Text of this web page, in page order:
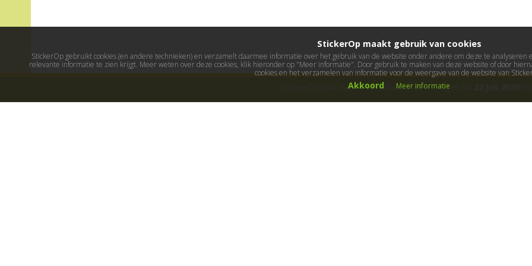
StickerOp gaat bijna met vakantie! Bestellingen na
StickerOp maakt gebruik van cookies
StickerOp gebruikt cookies (en andere technieken) en verzamelt daarmee informatie over het gebruik van de website onder andere om deze te
relevante informatie te zien krijgt. Meer weten over deze cookies, klik hieronder op "Meer informatie". Door gebruik te maken van deze website of door
cookies en het verzamelen van informatie voor de weergave van de website van
Akkoord Meer informatie